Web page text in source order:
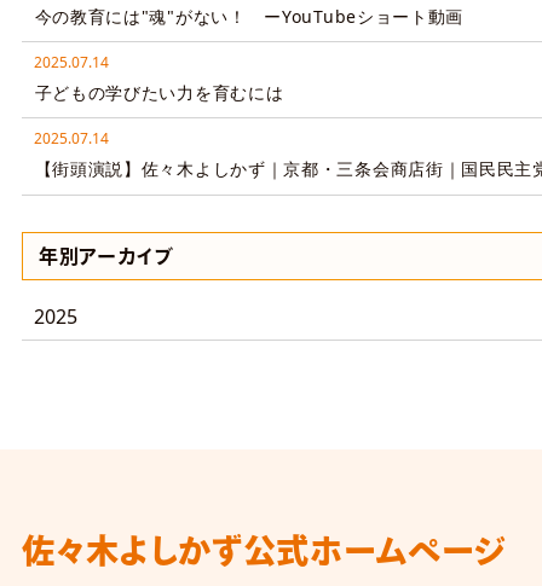
今の教育には"魂"がない！ ーYouTubeショート動画
2025.07.14
子どもの学びたい力を育むには
2025.07.14
【街頭演説】佐々木よしかず｜京都・三条会商店街｜国民民
年別アーカイブ
2025
佐々木よしかず公式ホームページ